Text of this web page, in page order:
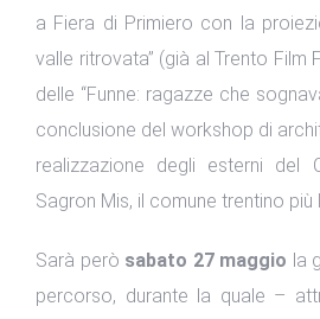
a Fiera di Primiero con la
valle ritrovata” (già al Trento Film
delle “Funne: ragazze che
conclusione del workshop di
realizzazione degli esterni del
Sagron Mis, il comune trentino
Sarà però sabato 27 maggio la
percorso, durante la quale –